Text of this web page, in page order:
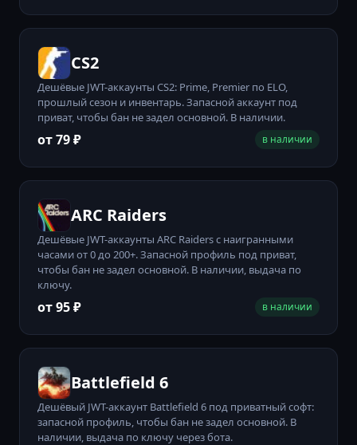
CS2
Дешёвые JWT-аккаунты CS2: Prime, Premier по ELO,
прошлый сезон и инвентарь. Запасной аккаунт под
приват, чтобы бан не задел основной. В наличии.
от 79 ₽ в наличии
ARC Raiders
Дешёвые JWT-аккаунты ARC Raiders с наигранными
часами от 0 до 200+. Запасной профиль под приват,
чтобы бан не задел основной. В наличии, выдача по
ключу.
от 95 ₽ в наличии
Battlefield 6
Дешёвый JWT-аккаунт Battlefield 6 под приватный софт:
запасной профиль, чтобы бан не задел основной. В
наличии, выдача по ключу через бота.